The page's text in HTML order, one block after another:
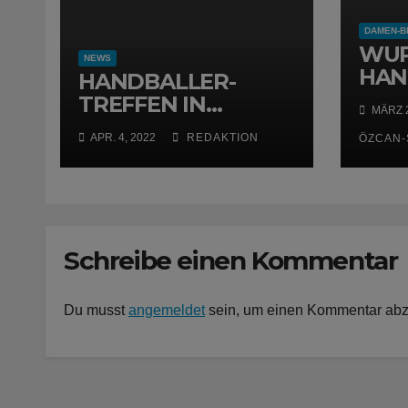
NEWS
HANDBALLER-
TREFFEN IN
OBERBARMEN
APR. 4, 2022 REDAKTION
DAMEN-BL
MÄRZ
Schreibe einen Kommentar
Du musst angemeldetsein, um einen Kommentar